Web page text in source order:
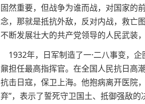
固然重要，但战争为谁而战，对国家的
念，那就是抵抗外敌，反对内战，救亡
不断发展壮大的共产党领导的人民武装
1932年，日军制造了一·二八事变，
鼐担任最高指挥官。在全国人民抗日高
抗击日寇，保卫上海。他抱病离开医院
弃”，表示了誓死守卫国土、抵御强敌的